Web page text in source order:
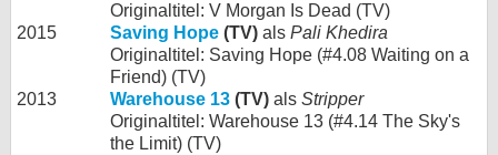
Originaltitel: V Morgan Is Dead (TV)
2015
Saving Hope (TV) als Pali Khedira
Originaltitel: Saving Hope (#4.08 Waiting on a
Friend) (TV)
2013
Warehouse 13 (TV) als Stripper
Originaltitel: Warehouse 13 (#4.14 The Sky's
the Limit) (TV)